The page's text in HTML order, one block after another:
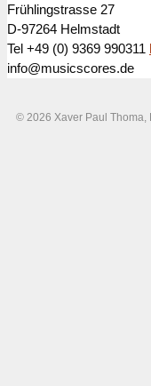
Frühlingstrasse 27
D-97264 Helmstadt
Tel +49 (0) 9369 990311
info@musicscores.de
© 2026 Xaver Paul Thoma,